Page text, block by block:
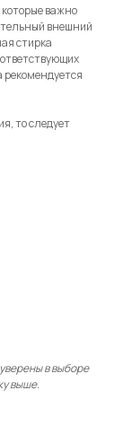
которые важно
внешний
стирка
рекомендуется
то следует
в выборе
выше.